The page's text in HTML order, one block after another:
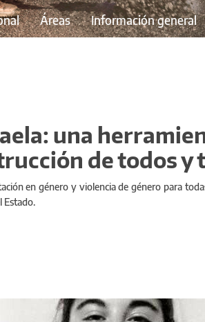
Áreas Información general
una
de todos y
en género y violencia de género para
Estado.